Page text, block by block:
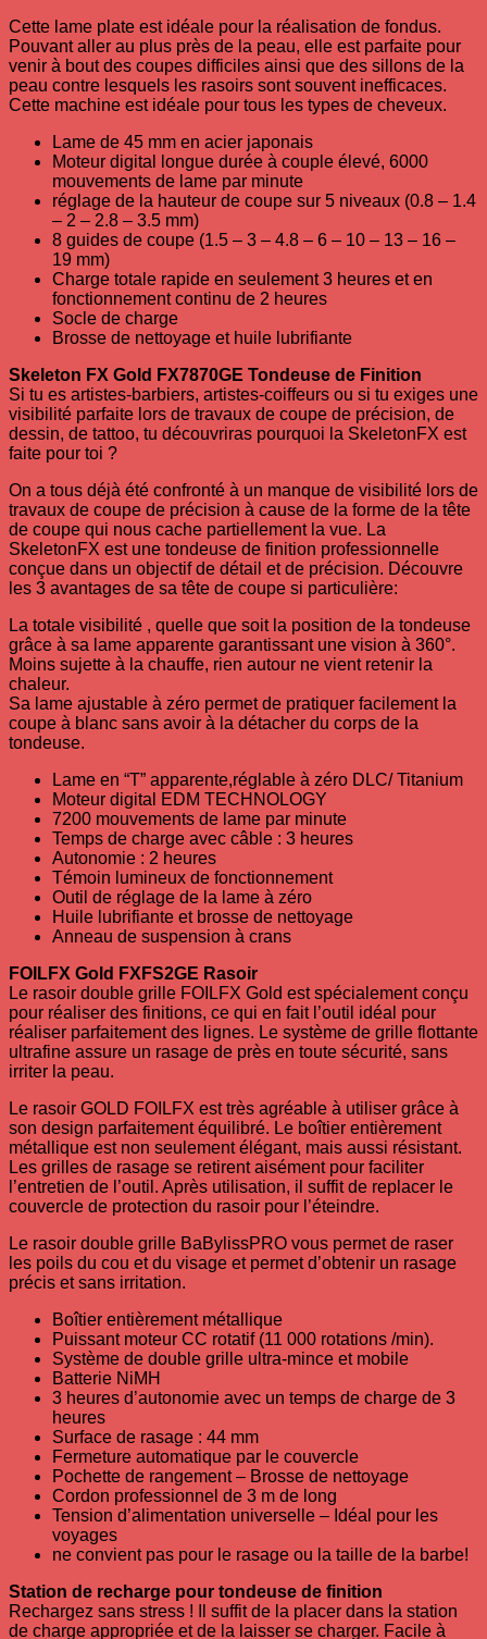
Cette lame plate est idéale pour la réalisation de fondus.
Pouvant aller au plus près de la peau, elle est parfaite pour
venir à bout des coupes difficiles ainsi que des sillons de la
peau contre lesquels les rasoirs sont souvent inefficaces.
Cette machine est idéale pour tous les types de cheveux.
Lame de 45 mm en acier japonais
Moteur digital longue durée à couple élevé, 6000
mouvements de lame par minute
réglage de la hauteur de coupe sur 5 niveaux (0.8 – 1.4
– 2 – 2.8 – 3.5 mm)
8 guides de coupe (1.5 – 3 – 4.8 – 6 – 10 – 13 – 16 –
19 mm)
Charge totale rapide en seulement 3 heures et en
fonctionnement continu de 2 heures
Socle de charge
Brosse de nettoyage et huile lubrifiante
Skeleton FX Gold FX7870GE Tondeuse de Finition
Si tu es artistes-barbiers, artistes-coiffeurs ou si tu exiges une
visibilité parfaite lors de travaux de coupe de précision, de
dessin, de tattoo, tu découvriras pourquoi la SkeletonFX est
faite pour toi ?
On a tous déjà été confronté à un manque de visibilité lors de
travaux de coupe de précision à cause de la forme de la tête
de coupe qui nous cache partiellement la vue. La
SkeletonFX est une tondeuse de finition professionnelle
conçue dans un objectif de détail et de précision. Découvre
les 3 avantages de sa tête de coupe si particulière:
La totale visibilité , quelle que soit la position de la tondeuse
grâce à sa lame apparente garantissant une vision à 360°.
Moins sujette à la chauffe, rien autour ne vient retenir la
chaleur.
Sa lame ajustable à zéro permet de pratiquer facilement la
coupe à blanc sans avoir à la détacher du corps de la
tondeuse.
Lame en “T” apparente,réglable à zéro DLC/ Titanium
Moteur digital EDM TECHNOLOGY
7200 mouvements de lame par minute
Temps de charge avec câble : 3 heures
Autonomie : 2 heures
Témoin lumineux de fonctionnement
Outil de réglage de la lame à zéro
Huile lubrifiante et brosse de nettoyage
Anneau de suspension à crans
FOILFX Gold FXFS2GE Rasoir
Le rasoir double grille FOILFX Gold est spécialement conçu
pour réaliser des finitions, ce qui en fait l’outil idéal pour
réaliser parfaitement des lignes. Le système de grille flottante
ultrafine assure un rasage de près en toute sécurité, sans
irriter la peau.
Le rasoir GOLD FOILFX est très agréable à utiliser grâce à
son design parfaitement équilibré. Le boîtier entièrement
métallique est non seulement élégant, mais aussi résistant.
Les grilles de rasage se retirent aisément pour faciliter
l’entretien de l’outil. Après utilisation, il suffit de replacer le
couvercle de protection du rasoir pour l’éteindre.
Le rasoir double grille BaBylissPRO vous permet de raser
les poils du cou et du visage et permet d’obtenir un rasage
précis et sans irritation.
Boîtier entièrement métallique
Puissant moteur CC rotatif (11 000 rotations /min).
Système de double grille ultra-mince et mobile
Batterie NiMH
3 heures d’autonomie avec un temps de charge de 3
heures
Surface de rasage : 44 mm
Fermeture automatique par le couvercle
Pochette de rangement – Brosse de nettoyage
Cordon professionnel de 3 m de long
Tension d’alimentation universelle – Idéal pour les
voyages
ne convient pas pour le rasage ou la taille de la barbe!
Station de recharge pour tondeuse de finition
Rechargez sans stress ! Il suffit de la placer dans la station
de charge appropriée et de la laisser se charger. Facile à